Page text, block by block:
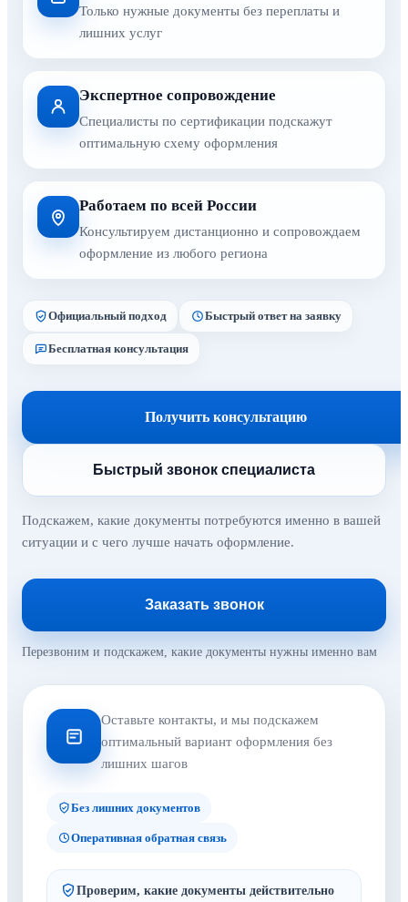
Только нужные документы без переплаты и
лишних услуг
Экспертное сопровождение
Специалисты по сертификации подскажут
оптимальную схему оформления
Работаем по всей России
Консультируем дистанционно и сопровождаем
оформление из любого региона
Официальный подход Быстрый ответ на заявку
Бесплатная консультация
Получить консультацию
Быстрый звонок специалиста
Подскажем, какие документы потребуются именно в вашей
ситуации и с чего лучше начать оформление.
Заказать звонок
Перезвоним и подскажем, какие документы нужны именно вам
Оставьте контакты, и мы подскажем
оптимальный вариант оформления без
лишних шагов
Без лишних документов
Оперативная обратная связь
Проверим, какие документы действительно